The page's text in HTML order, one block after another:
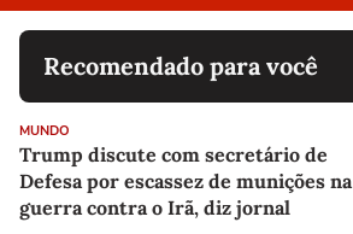
Recomendado para você
MUNDO
Trump discute com secretário de
Defesa por escassez de munições na
guerra contra o Irã, diz jornal